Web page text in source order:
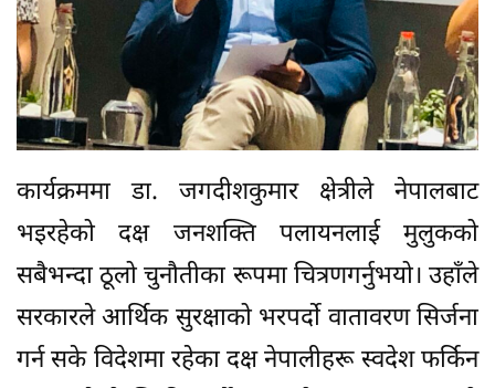
कार्यक्रममा डा. जगदीशकुमार क्षेत्रीले नेपालबाट
भइरहेको दक्ष जनशक्ति पलायनलाई मुलुकको
सबैभन्दा ठूलो चुनौतीका रूपमा चित्रणगर्नुभयो। उहाँले
सरकारले आर्थिक सुरक्षाको भरपर्दो वातावरण सिर्जना
गर्न सके विदेशमा रहेका दक्ष नेपालीहरू स्वदेश फर्किन